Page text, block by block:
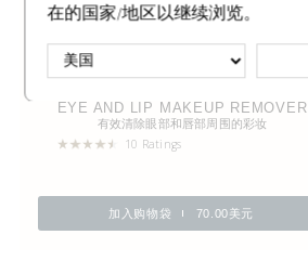
EYE AND LIP MAKEUP REMOVER
有效清除眼部和唇部周围的彩妆
10 Ratings
加入购物袋 70.00美元
在的国家/地区以继续浏览。